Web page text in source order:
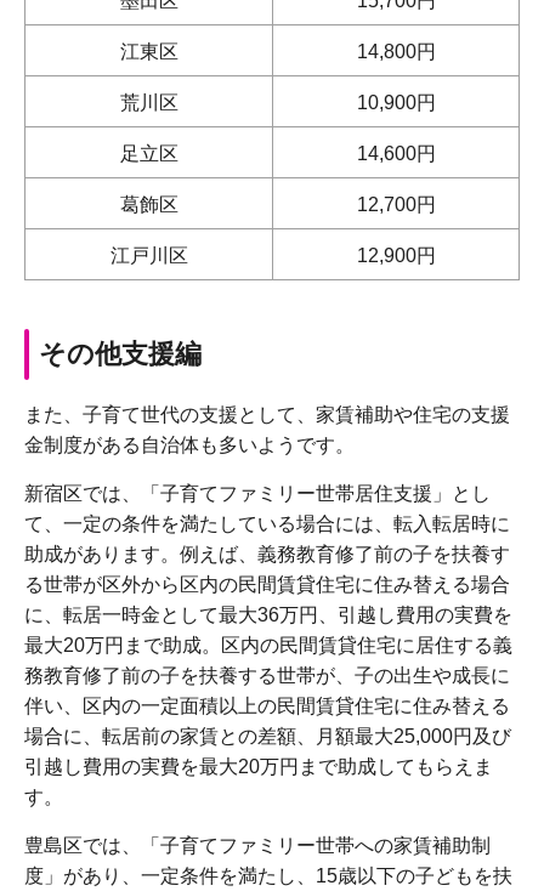
江東区 14,800円
荒川区 10,900円
足立区 14,600円
葛飾区 12,700円
江戸川区 12,900円
その他支援編
また、子育て世代の支援として、家賃補助や住宅の支援
金制度がある自治体も多いようです。
新宿区では、「子育てファミリー世帯居住支援」とし
て、一定の条件を満たしている場合には、転入転居時に
助成があります。例えば、義務教育修了前の子を扶養す
る世帯が区外から区内の民間賃貸住宅に住み替える場合
に、転居一時金として最大36万円、引越し費用の実費を
最大20万円まで助成。区内の民間賃貸住宅に居住する義
務教育修了前の子を扶養する世帯が、子の出生や成長に
伴い、区内の一定面積以上の民間賃貸住宅に住み替える
場合に、転居前の家賃との差額、月額最大25,000円及び
引越し費用の実費を最大20万円まで助成してもらえま
す。
豊島区では、「子育てファミリー世帯への家賃補助制
度」があり、一定条件を満たし、15歳以下の子どもを扶